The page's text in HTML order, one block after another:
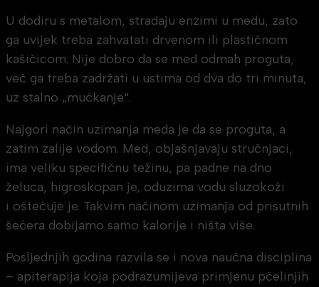
U dodiru s metalom, stradaju enzimi u medu, zato
ga uvijek treba zahvatati drvenom ili plastičnom
kašičicom. Nije dobro da se med odmah proguta,
već ga treba zadržati u ustima od dva do tri minuta,
uz stalno „mućkanje“.
Najgori način uzimanja meda je da se proguta, a
zatim zalije vodom. Med, objašnjavaju stručnjaci,
ima veliku specifičnu težinu, pa padne na dno
želuca, higroskopan je, oduzima vodu sluzokoži
i oštećuje je. Takvim načinom uzimanja od prisutnih
šećera dobijamo samo kalorije i ništa više.
Posljednjih godina razvila se i nova naučna disciplina
– apiterapija koja podrazumijeva primjenu pčelinjih